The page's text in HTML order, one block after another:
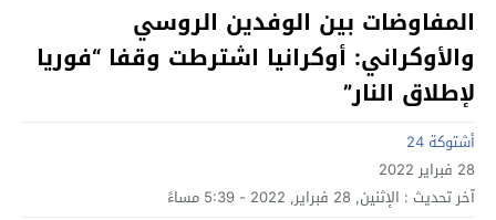
المفاوضات بين الوفدين الروسي
والأوكراني: أوكرانيا اشترطت وقفا “فوريا
لإطلاق النار”
أشتوكة 24
28 فبراير 2022
آخر تحديث : الإثنين, 28 فبراير, 2022 - 5:39 مساءً